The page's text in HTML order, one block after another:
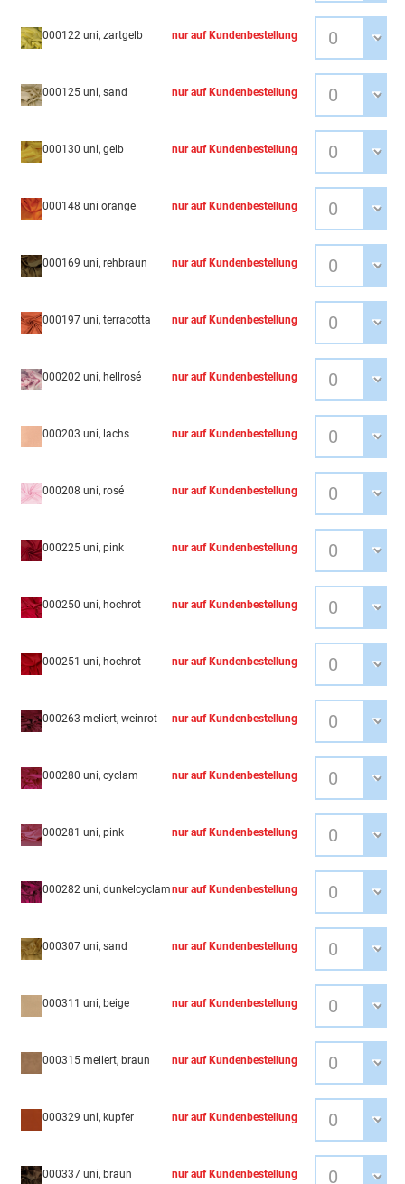
000122 uni, zartgelb nur auf Kundenbestellung
000125 uni, sand nur auf Kundenbestellung
000130 uni, gelb nur auf Kundenbestellung
000148 uni orange nur auf Kundenbestellung
000169 uni, rehbraun nur auf Kundenbestellung
000197 uni, terracotta nur auf Kundenbestellung
000202 uni, hellrosé nur auf Kundenbestellung
000203 uni, lachs nur auf Kundenbestellung
000208 uni, rosé nur auf Kundenbestellung
000225 uni, pink nur auf Kundenbestellung
000250 uni, hochrot nur auf Kundenbestellung
000251 uni, hochrot nur auf Kundenbestellung
000263 meliert, weinrot nur auf Kundenbestellung
000280 uni, cyclam nur auf Kundenbestellung
000281 uni, pink nur auf Kundenbestellung
000282 uni, dunkelcyclamnur auf Kundenbestellung
000307 uni, sand nur auf Kundenbestellung
000311 uni, beige nur auf Kundenbestellung
000315 meliert, braun nur auf Kundenbestellung
000329 uni, kupfer nur auf Kundenbestellung
000337 uni, braun nur auf Kundenbestellung